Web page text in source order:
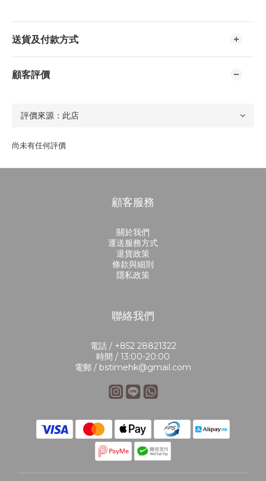
送貨及付款方式
顧客評價
尚未有任何評價
顧客服務
關於我們
運送服務方式
退貨政策
條款與細則
隱私政策
聯絡我們
電話 / +852 28821322
時間 / 13:00-20:00
電郵 / bstimehk@gmail.com